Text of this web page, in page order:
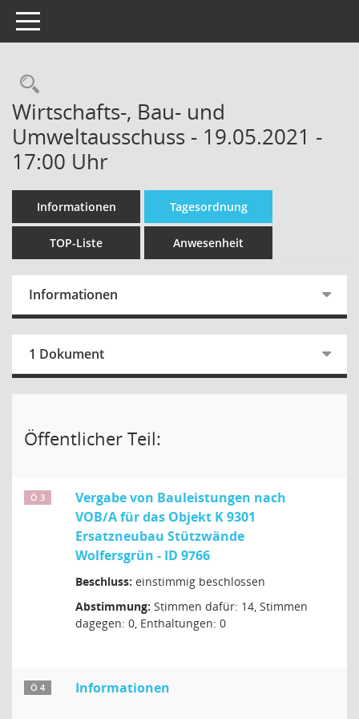
Toggle navigation
Wirtschafts-, Bau- und
Umweltausschuss - 19.05.2021 -
17:00 Uhr
Informationen Tagesordnung
TOP-Liste Anwesenheit
Informationen
1 Dokument
Öffentlicher Teil:
Ö 3
Vergabe von Bauleistungen nach
VOB/A für das Objekt K 9301
Ersatzneubau Stützwände
Wolfersgrün - ID 9766
Beschluss: einstimmig beschlossen
Abstimmung: Stimmen dafür: 14, Stimmen
dagegen: 0, Enthaltungen: 0
Ö 4 Informationen